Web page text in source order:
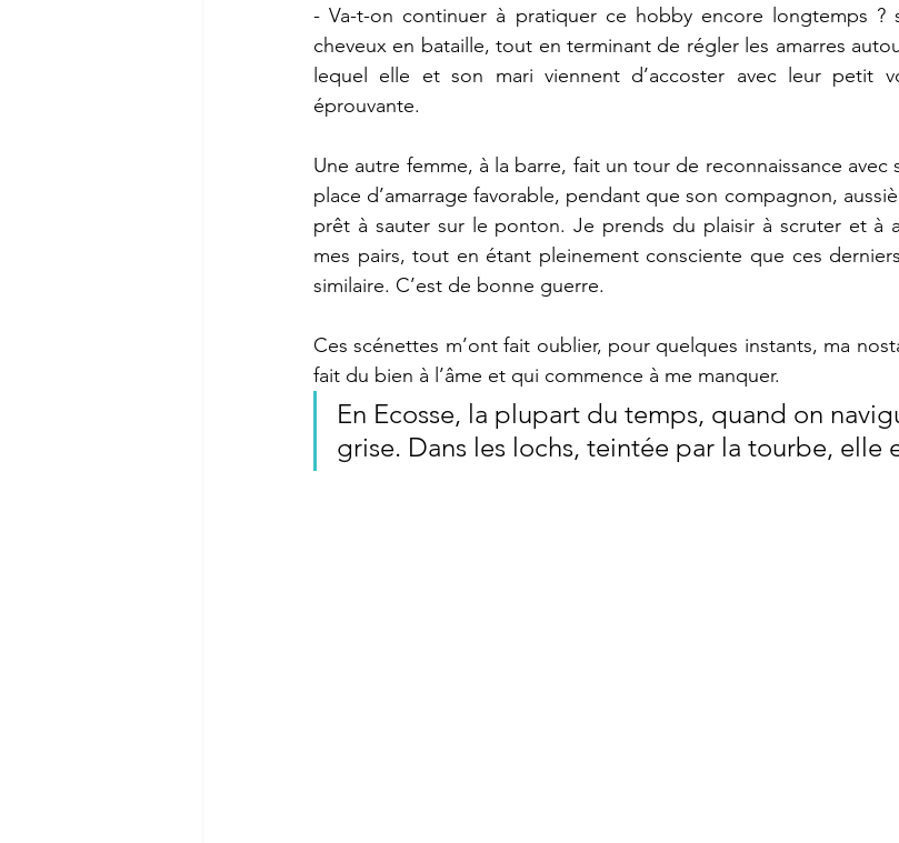
- Va-t-on continuer à pratiquer ce hobby encore longtemps ?
cheveux en bataille, tout en terminant de régler les amarres
lequel elle et son mari viennent d’accoster avec leur petit
éprouvante.
Une autre femme, à la barre, fait un tour de reconnaissance avec
place d’amarrage favorable, pendant que son compagnon,
prêt à sauter sur le ponton. Je prends du plaisir à scruter et à
mes pairs, tout en étant pleinement consciente que ces
similaire. C’est de bonne guerre.
Ces scénettes m’ont fait oublier, pour quelques instants, ma
fait du bien à l’âme et qui commence à me manquer.
En Ecosse, la plupart du temps, quand on
grise. Dans les lochs, teintée par la tourbe, elle